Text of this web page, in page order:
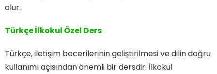
olur.
Türkçe İlkokul Özel Ders
Türkçe, iletişim becerilerinin geliştirilmesi ve dilin doğru
kullanımı açısından önemli bir dersdir. İlkokul